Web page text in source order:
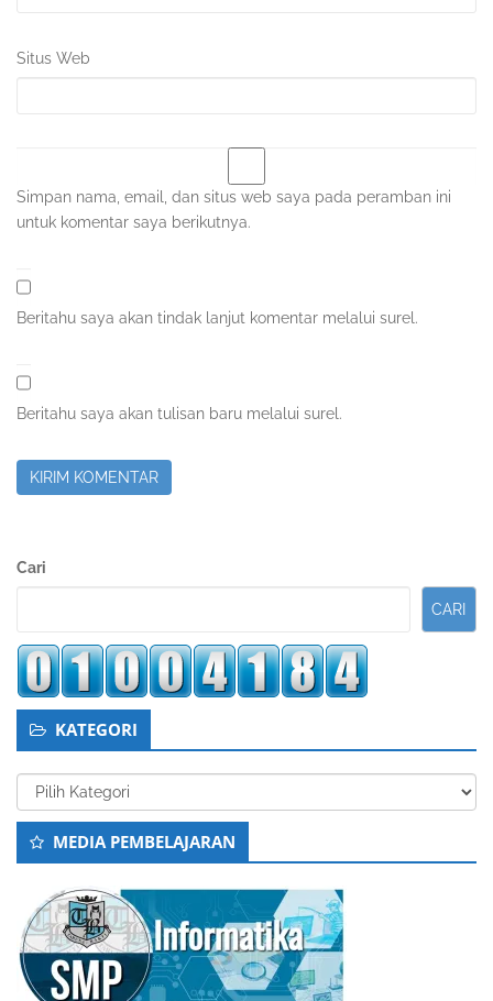
Situs Web
Simpan nama, email, dan situs web saya pada peramban ini
untuk komentar saya berikutnya.
Beritahu saya akan tindak lanjut komentar melalui surel.
Beritahu saya akan tulisan baru melalui surel.
Sidebar
Cari
CARI
KATEGORI
Kategori
MEDIA PEMBELAJARAN